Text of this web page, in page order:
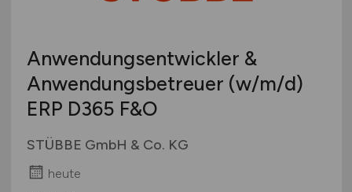
Anwendungsentwickler &
Anwendungsbetreuer (w/m/d)
ERP D365 F&O
STÜBBE GmbH & Co. KG
heute